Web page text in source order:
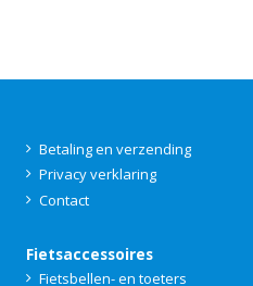
Betaling en verzending
Privacy verklaring
Contact
Fietsaccessoires
Fietsbellen- en toeters